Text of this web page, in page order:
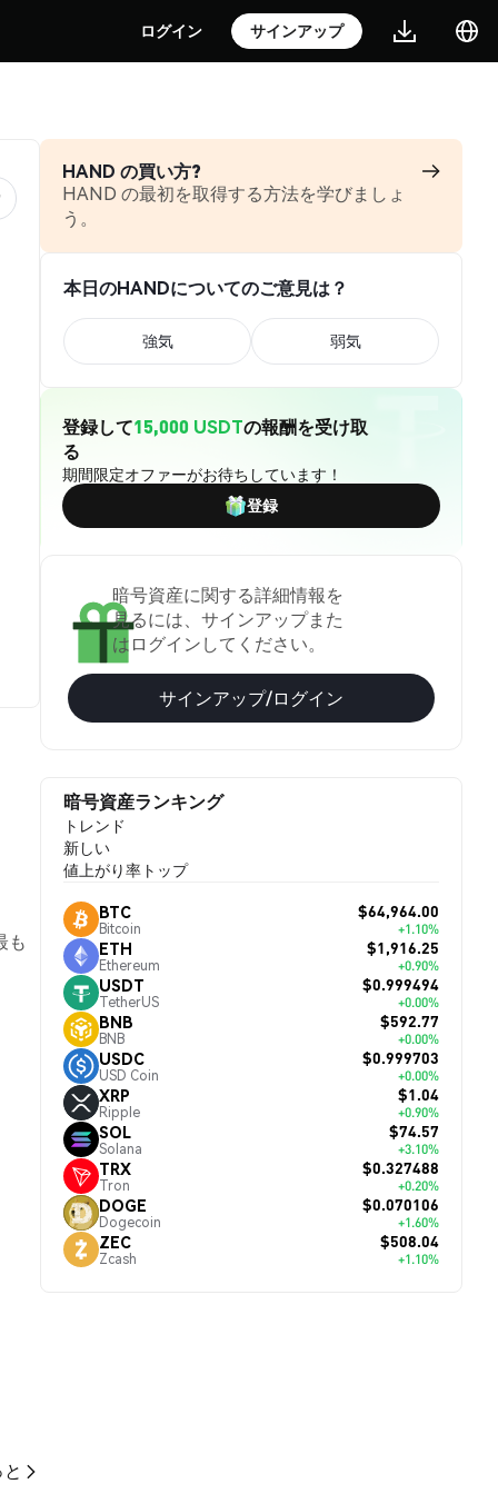
ログイン サインアップ
も
HAND の買い方?
HAND の最初を取得する方法を学びましょ
う。
本日のHANDについてのご意見は？
強気 弱気
登録して15,000 USDTの報酬を受け取
る
期間限定オファーがお待ちしています！
登録
暗号資産に関する詳細情報を
見るには、サインアップまた
はログインしてください。
サインアップ/ログイン
暗号資産ランキング
トレンド
新しい
値上がり率トップ
BTC
Bitcoin
$64,964.00
+1.10%
ETH
Ethereum
$1,916.25
+0.90%
USDT
TetherUS
$0.999494
+0.00%
BNB
BNB
$592.77
+0.00%
USDC
USD Coin
$0.999703
+0.00%
XRP
Ripple
$1.04
+0.90%
SOL
Solana
$74.57
+3.10%
TRX
Tron
$0.327488
+0.20%
DOGE
Dogecoin
$0.070106
+1.60%
ZEC
Zcash
$508.04
+1.10%